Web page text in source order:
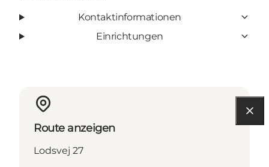
Kontaktinformationen
Einrichtungen
Route anzeigen
Lodsvej 27